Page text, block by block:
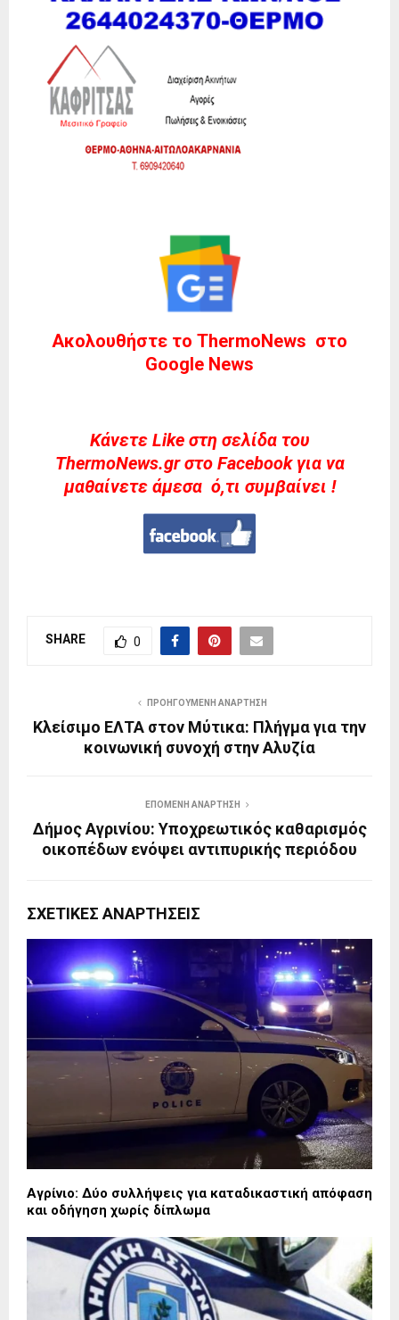
Ακολουθήστε το ThermoNews στο
Google News
Kάνετε Like στη σελίδα του
ThermoNews.gr στο Facebook για να
μαθαίνετε άμεσα ό,τι συμβαίνει !
SHARE 0
ΠΡΟΗΓΟΎΜΕΝΗ ΑΝΆΡΤΗΣΗ
Κλείσιμο ΕΛΤΑ στον Μύτικα: Πλήγμα για την
κοινωνική συνοχή στην Αλυζία
ΕΠΌΜΕΝΗ ΑΝΆΡΤΗΣΗ
Δήμος Αγρινίου: Υποχρεωτικός καθαρισμός
οικοπέδων ενόψει αντιπυρικής περιόδου
ΣΧΕΤΙΚΈΣ ΑΝΑΡΤΉΣΕΙΣ
Αγρίνιο: Δύο συλλήψεις για καταδικαστική απόφαση
και οδήγηση χωρίς δίπλωμα